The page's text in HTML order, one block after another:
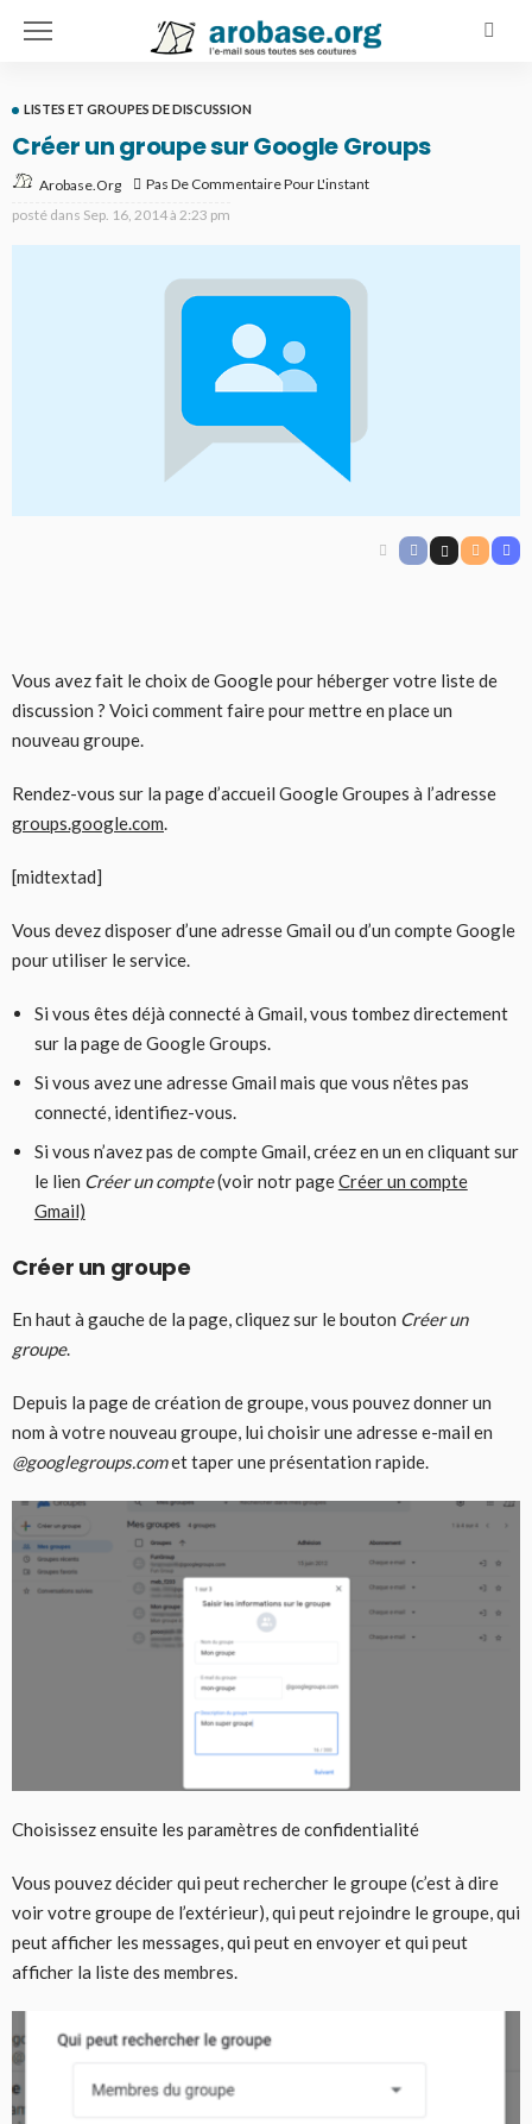
LISTES ET GROUPES DE DISCUSSION
Créer un groupe sur Google Groups
Arobase.org
Pas De Commentaire Pour L'instant
posté dans Sep. 16, 2014 à 2:23 pm
Vous avez fait le choix de Google pour héberger votre liste de
discussion ? Voici comment faire pour mettre en place un
nouveau groupe.
Rendez-vous sur la page d’accueil Google Groupes à l’adresse
groups.google.com.
[midtextad]
Vous devez disposer d’une adresse Gmail ou d’un compte Google
pour utiliser le service.
Si vous êtes déjà connecté à Gmail, vous tombez directement
sur la page de Google Groups.
Si vous avez une adresse Gmail mais que vous n’êtes pas
connecté, identifiez-vous.
Si vous n’avez pas de compte Gmail, créez en un en cliquant sur
le lien Créer un compte(voir notr pageCréer un compte
Gmail)
Créer un groupe
En haut à gauche de la page, cliquez sur le bouton Créer un
groupe.
Depuis la page de création de groupe, vous pouvez donner un
nom à votre nouveau groupe, lui choisir une adresse e-mail en
@googlegroups.comet taper une présentation rapide.
Choisissez ensuite les paramètres de confidentialité
Vous pouvez décider qui peut rechercher le groupe (c’est à dire
voir votre groupe de l’extérieur), qui peut rejoindre le groupe, qui
peut afficher les messages, qui peut en envoyer et qui peut
afficher la liste des membres.